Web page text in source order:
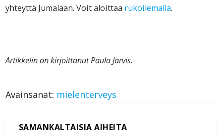
yhteyttä Jumalaan. Voit aloittaa rukoilemalla.
Artikkelin on kirjoittanut Paula Jarvis.
Avainsanat: mielenterveys